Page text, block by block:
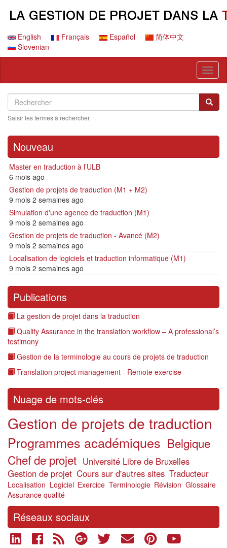
principalEnglish Français Español
简体中文
Slovenian
Search
Rechercher
Saisir les termes à rechercher.
Nouveau
Master en traduction à l’ULB
6 mois ago
Gestion de projets de traduction (M1 + M2)
9 mois 2 semaines ago
Simulation d'une agence de traduction (M1)
9 mois 2 semaines ago
Gestion de projets de traduction - Avancé (M2)
9 mois 2 semaines ago
Localisation de logiciels et traduction informatique (M1)
9 mois 2 semaines ago
Publications
La gestion de projet dans la traduction
Quality Assurance in the translation workflow – A professional’s
testimony
Gestion de la terminologie au cours de projets de traduction
Translation project management - Remote exercise
Nuage de mots-clés
Gestion de projets de traduction
Programmes académiques Belgique
Chef de projet Université Libre de Bruxelles
Gestion de projet Cours sur d'autres sites Traducteur
Localisation Logiciel Exercice Terminologie Révision Glossaire
Assurance qualité
Réseaux sociaux